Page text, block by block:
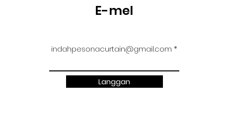
E-mel
indahpesonacurtain@gmail.com
Langgan